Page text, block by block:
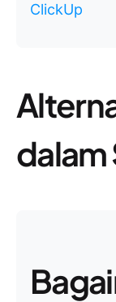
ClickUp
dalam